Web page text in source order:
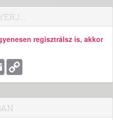
regisztrálsz is, akkor
Email